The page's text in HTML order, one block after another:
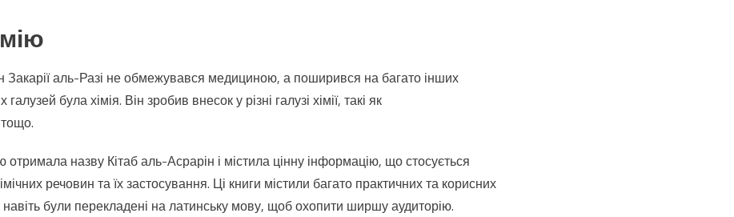
аль-Разі не обмежувався медициною, а поширився на багато інших
була хімія. Він зробив внесок у різні галузі хімії, такі як
отримала назву Кітаб аль-Асрарін і містила цінну інформацію, що стосується
речовин та їх застосування. Ці книги містили багато практичних та корисних
навіть були перекладені на латинську мову, щоб охопити ширшу аудиторію.